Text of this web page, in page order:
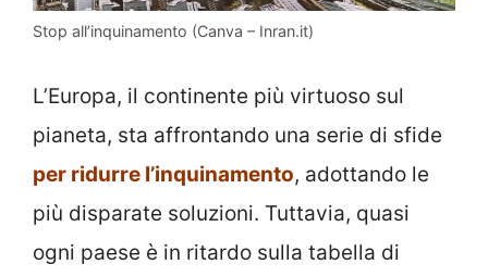
Stop all’inquinamento (Canva – Inran.it)
L’Europa, il continente più virtuoso sul
pianeta, sta affrontando una serie di sfide
per ridurre l’inquinamento, adottando le
più disparate soluzioni. Tuttavia, quasi
ogni paese è in ritardo sulla tabella di